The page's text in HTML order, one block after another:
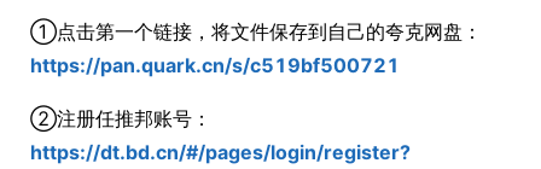
①点击第一个链接，将文件保存到自己的夸克网盘：
https://pan.quark.cn/s/c519bf500721
②注册任推邦账号：
https://dt.bd.cn/#/pages/login/register?